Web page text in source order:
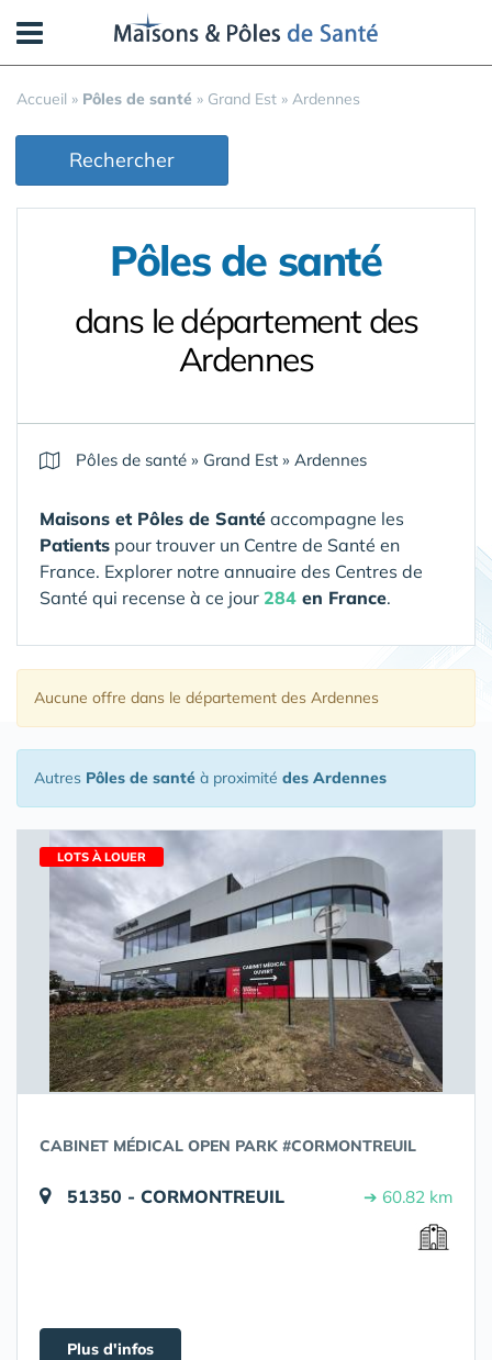
Accueil » Pôles de santé » Grand Est » Ardennes
Rechercher
Pôles de santé
dans le département des
Ardennes
Pôles de santé » Grand Est » Ardennes
Maisons et Pôles de Santé accompagne les
Patients pour trouver un Centre de Santé en
France. Explorer notre annuaire des Centres de
Santé qui recense à ce jour 284 en France.
Aucune offre dans le département des Ardennes
Autres Pôles de santé à proximité des Ardennes
LOTS À LOUER
CABINET MÉDICAL OPEN PARK #CORMONTREUIL
51350 - CORMONTREUIL ➔ 60.82 km
Plus d'infos
Panneau de gestion des cookies